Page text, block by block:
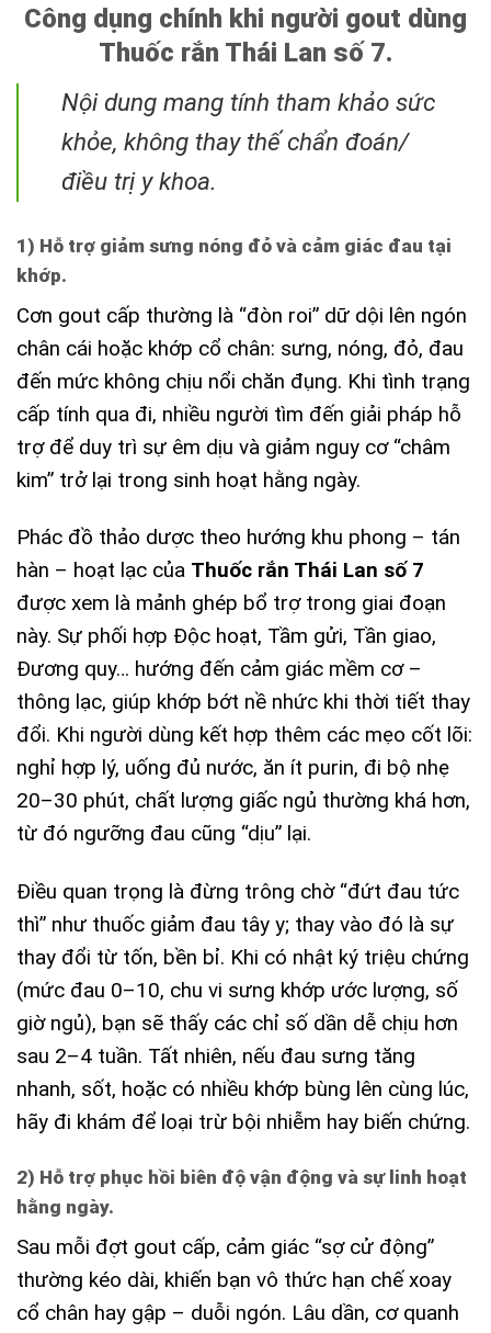
Công dụng chính khi người gout dùng
Thuốc rắn Thái Lan số 7.
Nội dung mang tính tham khảo sức
khỏe, không thay thế chẩn đoán/
điều trị y khoa.
1) Hỗ trợ giảm sưng nóng đỏ và cảm giác đau tại
khớp.
Cơn gout cấp thường là “đòn roi” dữ dội lên ngón
chân cái hoặc khớp cổ chân: sưng, nóng, đỏ, đau
đến mức không chịu nổi chăn đụng. Khi tình trạng
cấp tính qua đi, nhiều người tìm đến giải pháp hỗ
trợ để duy trì sự êm dịu và giảm nguy cơ “châm
kim” trở lại trong sinh hoạt hằng ngày.
Phác đồ thảo dược theo hướng khu phong – tán
hàn – hoạt lạc của Thuốc rắn Thái Lan số 7
được xem là mảnh ghép bổ trợ trong giai đoạn
này. Sự phối hợp Độc hoạt, Tầm gửi, Tần giao,
Đương quy… hướng đến cảm giác mềm cơ –
thông lạc, giúp khớp bớt nề nhức khi thời tiết thay
đổi. Khi người dùng kết hợp thêm các mẹo cốt lõi:
nghỉ hợp lý, uống đủ nước, ăn ít purin, đi bộ nhẹ
20–30 phút, chất lượng giấc ngủ thường khá hơn,
từ đó ngưỡng đau cũng “dịu” lại.
Điều quan trọng là đừng trông chờ “đứt đau tức
thì” như thuốc giảm đau tây y; thay vào đó là sự
thay đổi từ tốn, bền bỉ. Khi có nhật ký triệu chứng
(mức đau 0–10, chu vi sưng khớp ước lượng, số
giờ ngủ), bạn sẽ thấy các chỉ số dần dễ chịu hơn
sau 2–4 tuần. Tất nhiên, nếu đau sưng tăng
nhanh, sốt, hoặc có nhiều khớp bùng lên cùng lúc,
hãy đi khám để loại trừ bội nhiễm hay biến chứng.
2) Hỗ trợ phục hồi biên độ vận động và sự linh hoạt
hằng ngày.
Sau mỗi đợt gout cấp, cảm giác “sợ cử động”
thường kéo dài, khiến bạn vô thức hạn chế xoay
cổ chân hay gập – duỗi ngón. Lâu dần, cơ quanh